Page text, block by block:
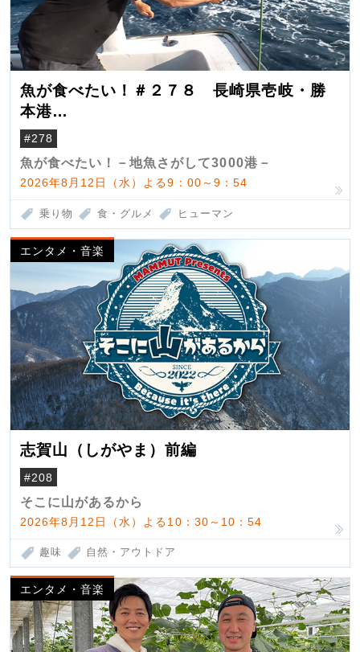
魚が食べたい！＃２７８ 長崎県壱岐・勝
本港
（クロマグロ）
#278
魚が食べたい！－地魚さがして3000港－
2026年8月12日（水）よる9：00～9：54
乗り物 食・グルメ ヒューマン
エンタメ・音楽
志賀山（しがやま）前編
#208
そこに山があるから
2026年8月12日（水）よる10：30～10：54
趣味 自然・アウトドア
エンタメ・音楽